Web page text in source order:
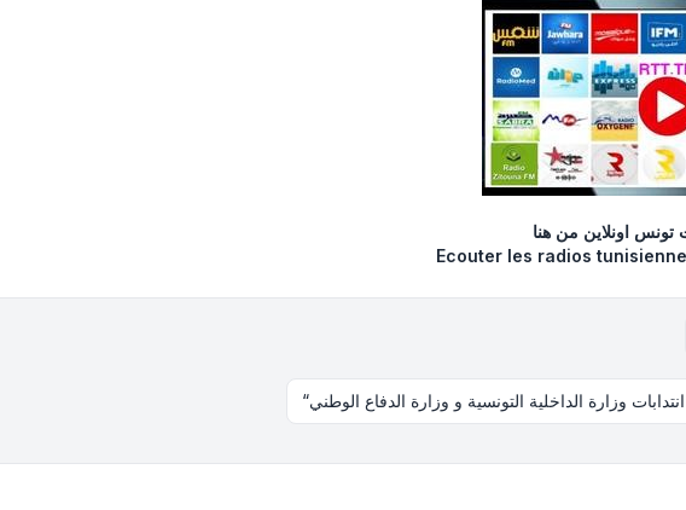
تونس اونلاين من هنا
Ecouter les radios
وزارة الداخلية التونسية و وزارة الدفاع الوطني“